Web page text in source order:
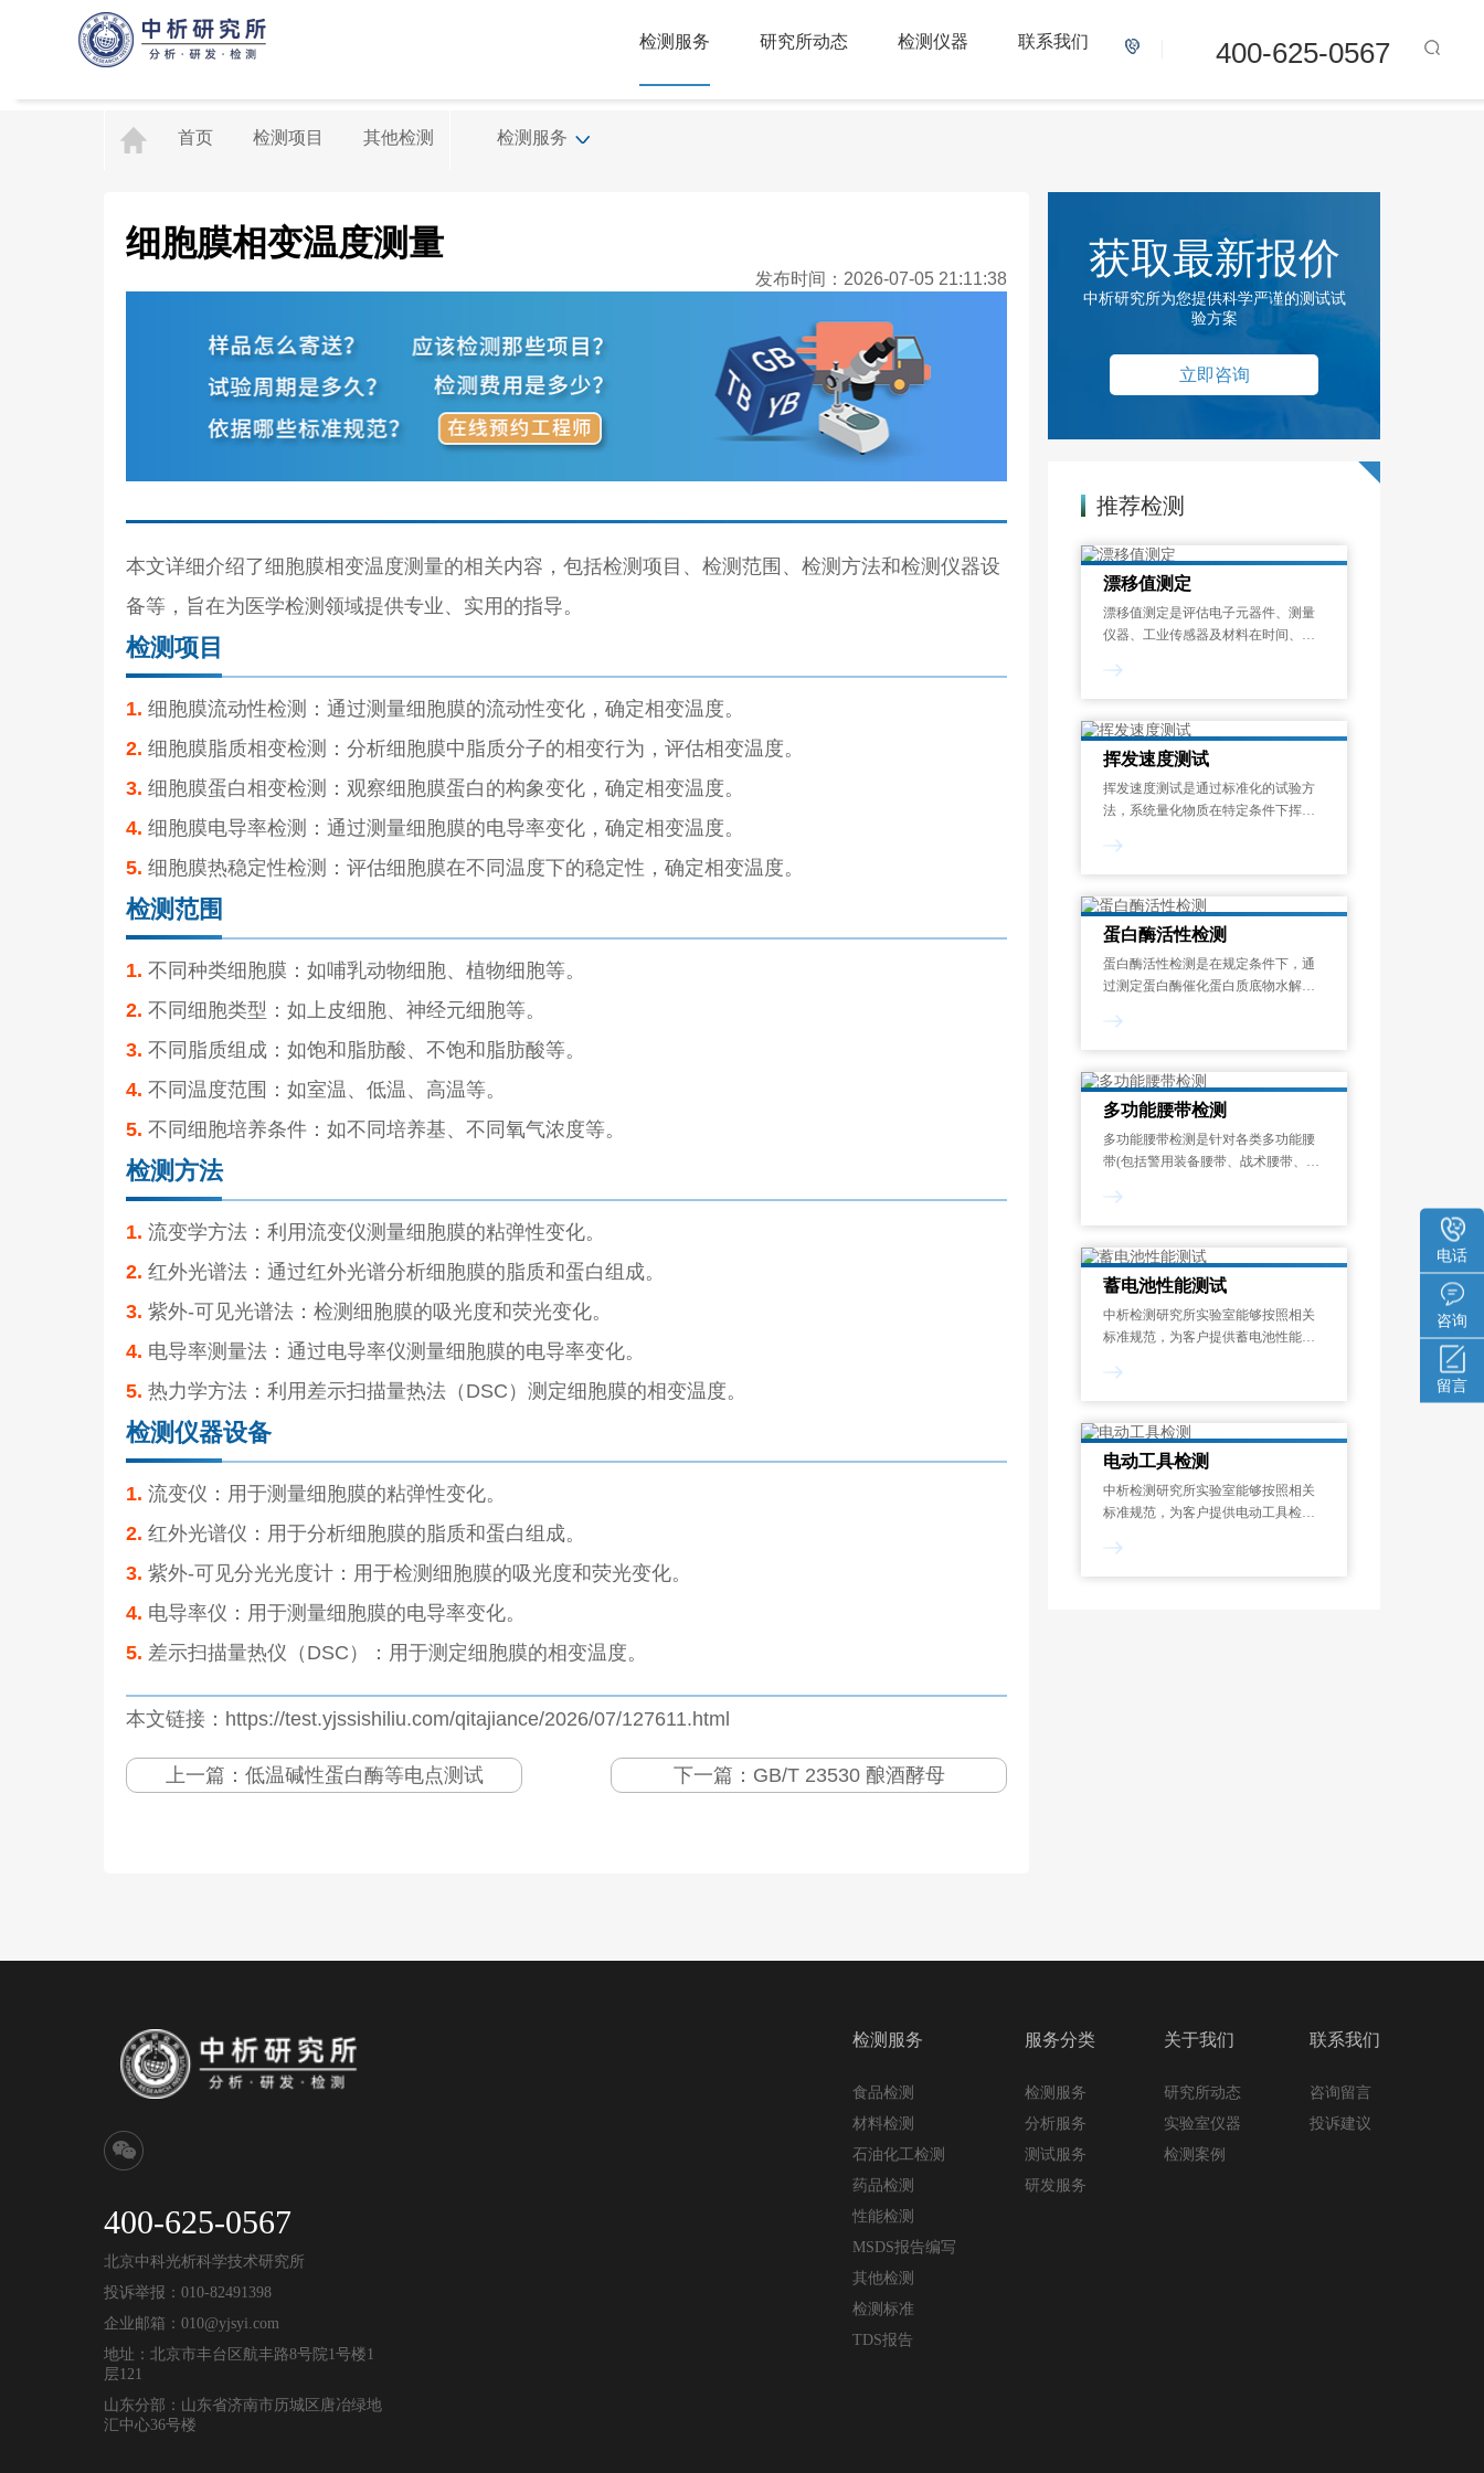
400-625-0567
检测服务 研究所动态 检测仪器 联系我们
电话
咨询
留言
首页 检测项目 其他检测 检测服务
细胞膜相变温度测量
发布时间：2026-07-05 21:11:38
本文详细介绍了细胞膜相变温度测量的相关内容，包括检测项目、检测范围、检测方法和检测仪器设
备等，旨在为医学检测领域提供专业、实用的指导。
检测项目
1. 细胞膜流动性检测：通过测量细胞膜的流动性变化，确定相变温度。
2. 细胞膜脂质相变检测：分析细胞膜中脂质分子的相变行为，评估相变温度。
3. 细胞膜蛋白相变检测：观察细胞膜蛋白的构象变化，确定相变温度。
4. 细胞膜电导率检测：通过测量细胞膜的电导率变化，确定相变温度。
5. 细胞膜热稳定性检测：评估细胞膜在不同温度下的稳定性，确定相变温度。
检测范围
1. 不同种类细胞膜：如哺乳动物细胞、植物细胞等。
2. 不同细胞类型：如上皮细胞、神经元细胞等。
3. 不同脂质组成：如饱和脂肪酸、不饱和脂肪酸等。
4. 不同温度范围：如室温、低温、高温等。
5. 不同细胞培养条件：如不同培养基、不同氧气浓度等。
检测方法
1. 流变学方法：利用流变仪测量细胞膜的粘弹性变化。
2. 红外光谱法：通过红外光谱分析细胞膜的脂质和蛋白组成。
3. 紫外-可见光谱法：检测细胞膜的吸光度和荧光变化。
4. 电导率测量法：通过电导率仪测量细胞膜的电导率变化。
5. 热力学方法：利用差示扫描量热法（DSC）测定细胞膜的相变温度。
检测仪器设备
1. 流变仪：用于测量细胞膜的粘弹性变化。
2. 红外光谱仪：用于分析细胞膜的脂质和蛋白组成。
3. 紫外-可见分光光度计：用于检测细胞膜的吸光度和荧光变化。
4. 电导率仪：用于测量细胞膜的电导率变化。
5. 差示扫描量热仪（DSC）：用于测定细胞膜的相变温度。
本文链接：https://test.yjssishiliu.com/qitajiance/2026/07/127611.html
上一篇： 低温碱性蛋白酶等电点测试 下一篇： GB/T 23530 酿酒酵母
获取最新报价
中析研究所为您提供科学严谨的测试试
验方案
立即咨询
推荐检测
漂移值测定
漂移值测定是评估电子元器件、测量
仪器、工业传感器及材料在时间、温
能参数偏离初始设定值的程度的标准
件、工业设备及精密仪器中，关键性
能参数随时间
挥发速度测试
挥发速度测试是通过标准化的试验方
法，系统量化物质在特定条件下挥发
试结果以单位时间的质量损失来表
化配方设计并满足法规要求，广泛应
用于化工、涂料、
蛋白酶活性检测
蛋白酶活性检测是在规定条件下，通
过测定蛋白酶催化蛋白质底物水解生
能力的标准化测试过程。酶活力单位
pH条件下，1分钟内水解蛋白质底物
释放1μmol显色呈
多功能腰带检测
多功能腰带检测是针对各类多功能腰
带(包括警用装备腰带、战术腰带、工
性能、化学安全性、环境适应性和使
程。其目的在于验证腰带是否符合国
家强制性
蓄电池性能测试
中析检测研究所实验室能够按照相关
标准规范，为客户提供蓄电池性能测
开路电压测量、内阻测试、寿命测
行检测和分析。一般来说，蓄电池性
能测试报告的出具需
电动工具检测
中析检测研究所实验室能够按照相关
标准规范，为客户提供电动工具检测
率测定、过载测试、噪声检测、绝缘
400-625-0567
北京中科光析科学技术研究所
投诉举报：010-82491398
企业邮箱：010@yjsyi.com
地址：北京市丰台区航丰路8号院1号楼1
层121
山东分部：山东省济南市历城区唐冶绿地
汇中心36号楼
检测服务
食品检测
材料检测
石油化工检测
药品检测
性能检测
MSDS报告编写
其他检测
检测标准
TDS报告
服务分类
检测服务
分析服务
测试服务
研发服务
关于我们
研究所动态
实验室仪器
检测案例
联系我们
咨询留言
投诉建议